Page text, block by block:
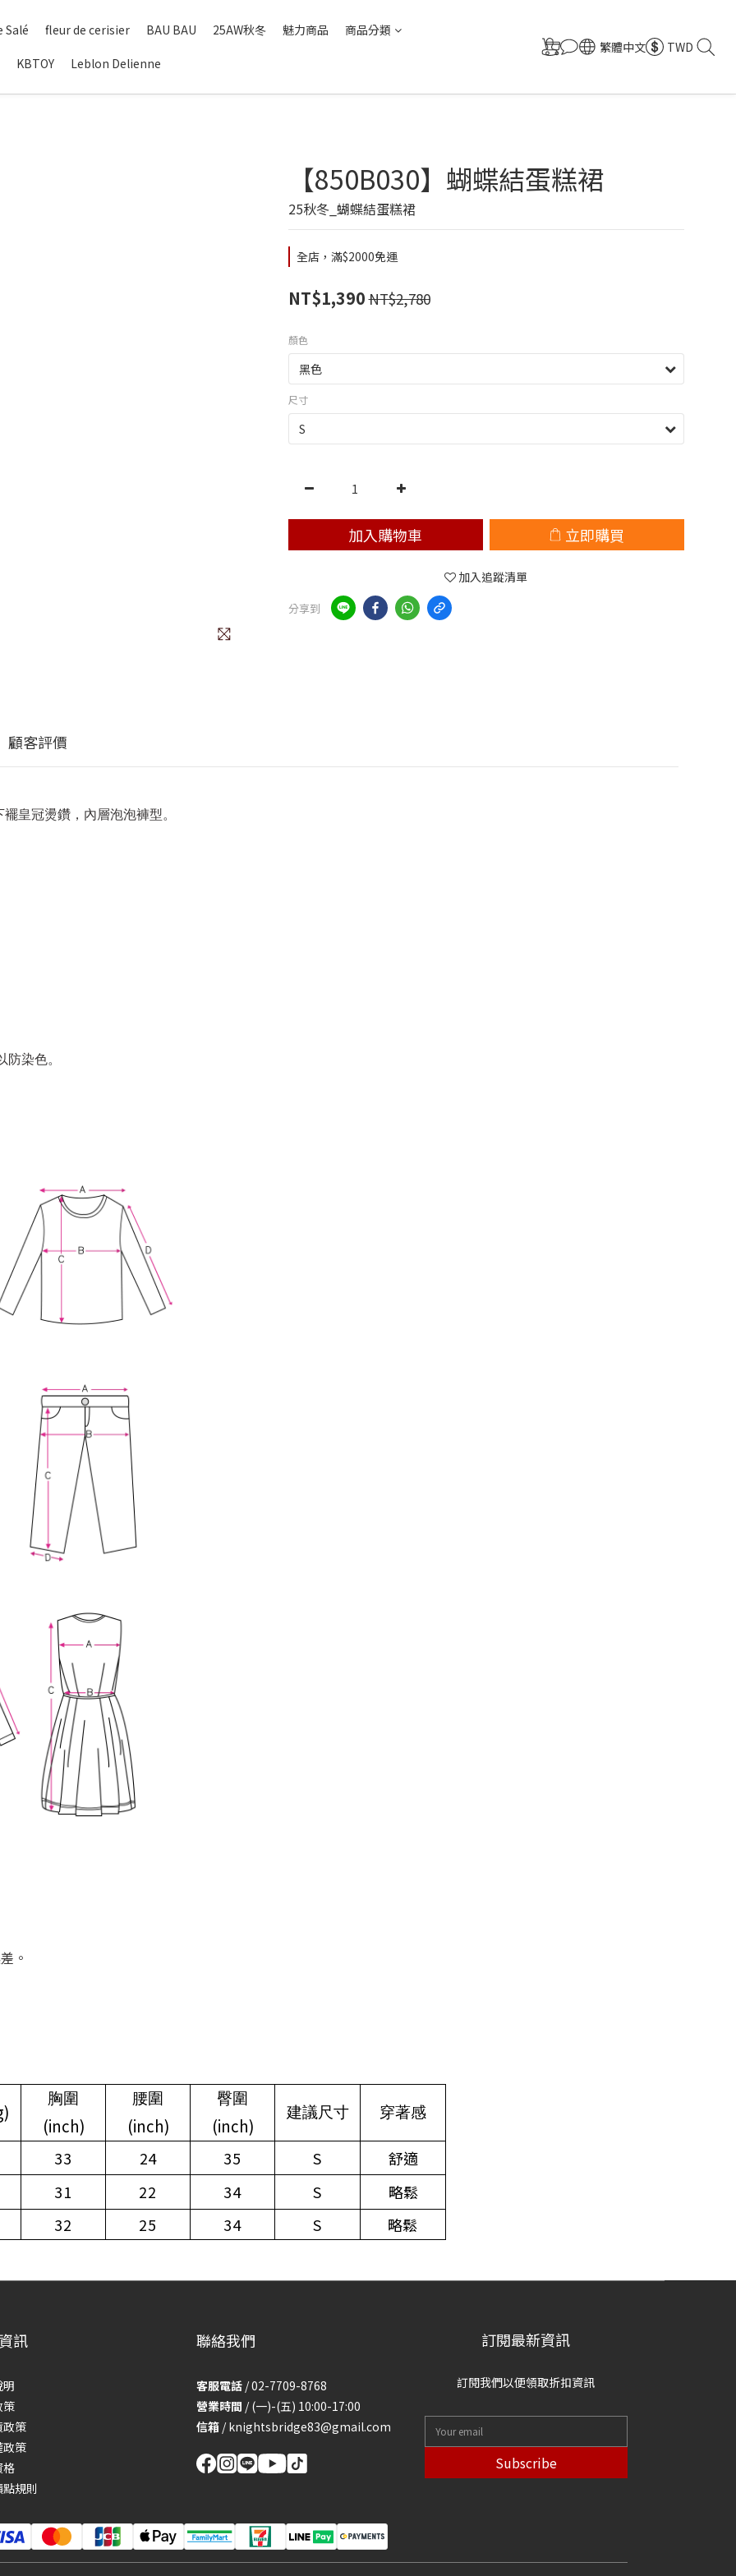
Salé fleur de cerisier BAU BAU 25AW秋冬 魅力商品 商品分類
KBTOY Leblon Delienne
繁體中文 TWD
【850B030】蝴蝶結蛋糕裙
25秋冬_蝴蝶結蛋糕裙
全店，滿$2000免運
NT$1,390NT$2,780
顏色
尺寸
加入購物車 立即購買
加入追蹤清單
分享到
顧客評價
皇冠燙鑽，內層泡泡褲型。
染色。
。
胸圍
(inch)
腰圍
(inch)
臀圍
(inch)
建議尺寸 穿著感
33 24 35 S
舒適
31
22 34 S
略鬆
32
25 34 S 略鬆
訊
策
策
策
格
規則
聯絡我們
客服電話 / 02-7709-8768
營業時間 / (一)-(五) 10:00-17:00
信箱 /knightsbridge83@gmail.com
訂閱最新資訊
訂閱我們以便領取折扣資訊
Subscribe